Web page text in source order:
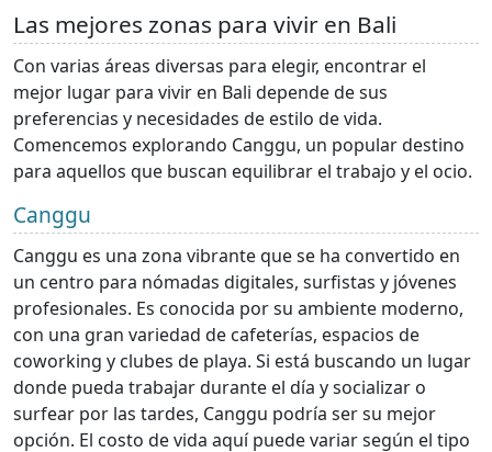
Las mejores zonas para vivir en Bali
Con varias áreas diversas para elegir, encontrar el
mejor lugar para vivir en Bali depende de sus
preferencias y necesidades de estilo de vida.
Comencemos explorando Canggu, un popular destino
para aquellos que buscan equilibrar el trabajo y el ocio.
Canggu
Canggu es una zona vibrante que se ha convertido en
un centro para nómadas digitales, surfistas y jóvenes
profesionales. Es conocida por su ambiente moderno,
con una gran variedad de cafeterías, espacios de
coworking y clubes de playa. Si está buscando un lugar
donde pueda trabajar durante el día y socializar o
surfear por las tardes, Canggu podría ser su mejor
opción. El costo de vida aquí puede variar según el tipo